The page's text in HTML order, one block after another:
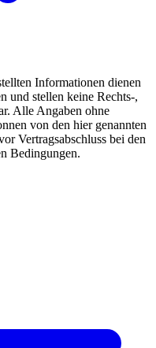
Informationen dienen
und stellen keine Rechts-,
Alle Angaben ohne
von den hier genannten
Vertragsabschluss bei den
Bedingungen.